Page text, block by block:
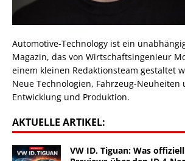
Automotive-Technology ist ein
Magazin, das von Wirtschaftsingenieur
einem kleinen Redaktionsteam gestaltet
Neue Technologien, Fahrzeug-Neuheiten
Entwicklung und Produktion.
AKTUELLE ARTIKEL:
VW ID. Tiguan: Was